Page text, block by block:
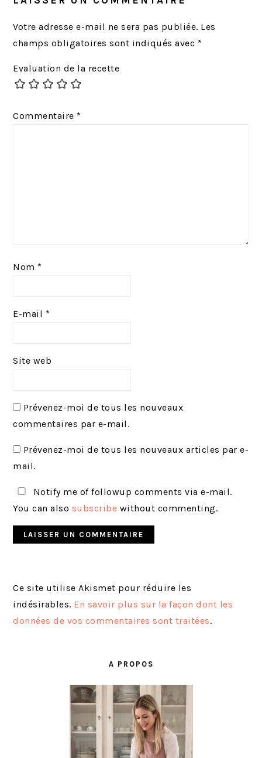
r
é
d
e
t
Votre adresse e-mail ne sera pas publiée. Les
champs obligatoires sont indiqués avec *
Evaluation de la recette
Commentaire *
Nom *
E-mail *
Site web
Prévenez-moi de tous les nouveaux
commentaires par e-mail.
Prévenez-moi de tous les nouveaux articles par e-
mail.
Notify me of followup comments via e-mail.
You can also subscribe without commenting.
Ce site utilise Akismet pour réduire les
indésirables. En savoir plus sur la façon dont les
données de vos commentaires sont traitées.
A PROPOS